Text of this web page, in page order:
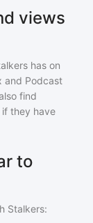
views
has on
and Podcast
find
if they have
to
Stalkers: